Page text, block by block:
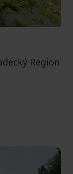
Region